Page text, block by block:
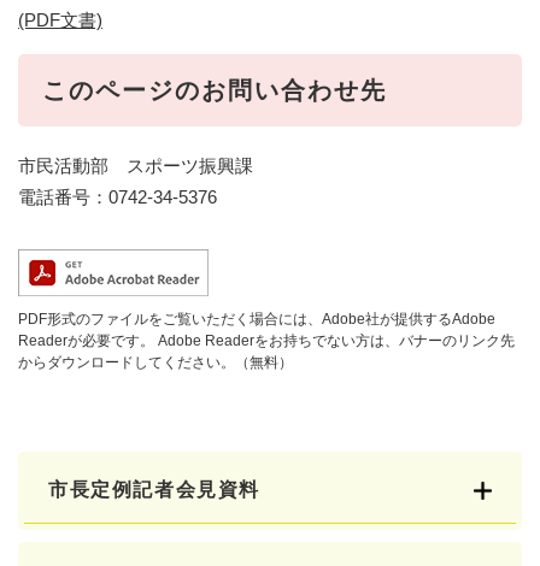
(PDF文書)
このページのお問い合わせ先
市民活動部 スポーツ振興課
電話番号：0742-34-5376
PDF形式のファイルをご覧いただく場合には、Adobe社が提供するAdobe
Readerが必要です。
Adobe Readerをお持ちでない方は、バナーのリンク先
からダウンロードしてください。（無料）
市長定例記者会見資料